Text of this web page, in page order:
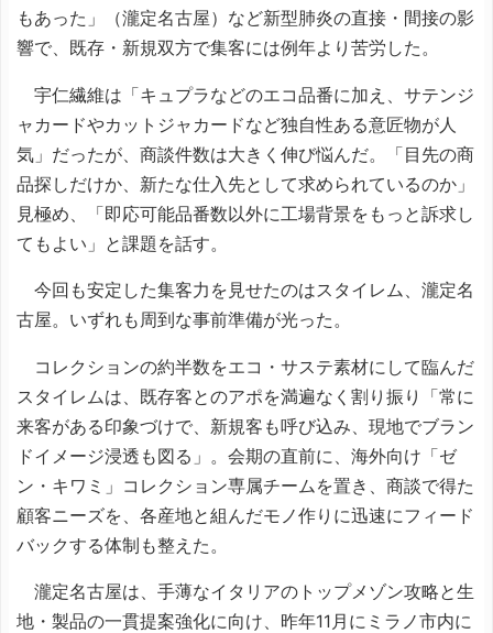
もあった」（瀧定名古屋）など新型肺炎の直接・間接の影
響で、既存・新規双方で集客には例年より苦労した。
宇仁繊維は「キュプラなどのエコ品番に加え、サテンジ
ャカードやカットジャカードなど独自性ある意匠物が人
気」だったが、商談件数は大きく伸び悩んだ。「目先の商
品探しだけか、新たな仕入先として求められているのか」
見極め、「即応可能品番数以外に工場背景をもっと訴求し
てもよい」と課題を話す。
今回も安定した集客力を見せたのはスタイレム、瀧定名
古屋。いずれも周到な事前準備が光った。
コレクションの約半数をエコ・サステ素材にして臨んだ
スタイレムは、既存客とのアポを満遍なく割り振り「常に
来客がある印象づけで、新規客も呼び込み、現地でブラン
ドイメージ浸透も図る」。会期の直前に、海外向け「ゼ
ン・キワミ」コレクション専属チームを置き、商談で得た
顧客ニーズを、各産地と組んだモノ作りに迅速にフィード
バックする体制も整えた。
瀧定名古屋は、手薄なイタリアのトップメゾン攻略と生
地・製品の一貫提案強化に向け、昨年11月にミラノ市内に